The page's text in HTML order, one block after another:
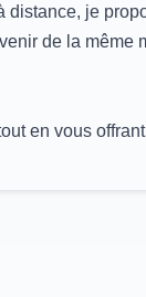
je
de la même
en vous